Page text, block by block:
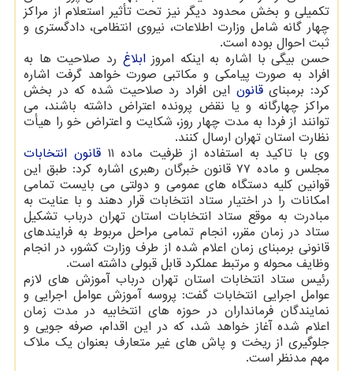
تكمیلی و بخش محدود دیگر نیز تحت تأثیر استعلام از مراكز
چهار گانه شامل وزارت اطلاعات، نیروی انتظامی، دادگستری و
ثبت احوال بوده است.
حسن بیگی با اشاره به اینكه امروز ابلاغ رد صلاحیت ها به
افراد به صورت پیامكی و مكاتبی صورت خواهد گرفت اشاره
كرد: برمبنایقانون این افراد رد صلاحیت شده كه در بخش
مراكز چهارگانه و یا نقض پرونده اعتراض داشته باشند، می
توانند از فردا به مدت چهار روز، شكایت و اعتراض خو را هیأت
نظارت استان تهران ارسال كنند.
وی با تاكید به استفاده از ظرفیت ماده ۱۱
قانون انتخابات
مجلس و ماده ۷۷ قانون خبرگان رهبری اشاره كرد: طبق این
قوانین كلیه دستگاه های عمومی و دولتی می بایست تمامی
امكانات را در اختیار ستاد انتخابات قرار دهند و با عنایت به
مبادرت به موقع ستاد انتخابات استان تهران درباب تشكیل
ستاد در زمان مقرر، انجام تمامی مراحل مربوط به فرایندهای
قانونی برمبنای زمان اعلام شده از طرف وزارت كشور، در انجام
وظایف محوله و مرتبط عملكرد قابل قبولی داشته است.
رئیس ستاد انتخابات استان تهران درباب آموزش های لازم
عوامل اجرایی انتخابات گفت: پروسه آموزش عوامل اجرایی و
نمایندگان فرمانداران در حوزه های انتخابیه در مدت زمان
اعلام شده آغاز خواهد شد، كه در این اقدام، صرفه جویی و
جلوگیری از ریخت و پاش های غیر متعارف بعنوان یك ملاك
مهم مدنظر است.